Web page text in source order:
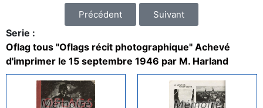
Précédent Suivant
Serie :
Oflag tous "Oflags récit photographique" Achevé
d'imprimer le 15 septembre 1946 par M. Harland